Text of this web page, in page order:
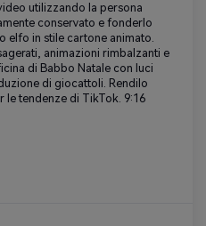
utilizzando la persona
conservato e fonderlo
elfo in stile cartone animato.
animazioni rimbalzanti e
di Babbo Natale con luci
di giocattoli. Rendilo
le tendenze di TikTok. 9:16